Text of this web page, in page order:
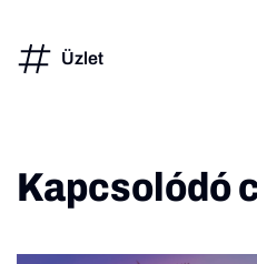
Üzlet
Kapcsolódó